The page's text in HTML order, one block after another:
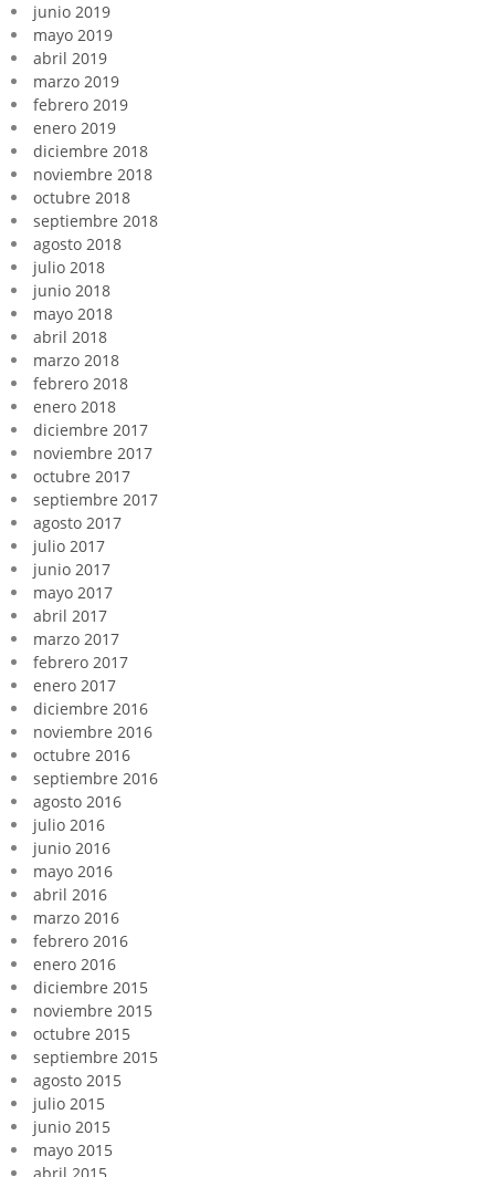
junio 2019
mayo 2019
abril 2019
marzo 2019
febrero 2019
enero 2019
diciembre 2018
noviembre 2018
octubre 2018
septiembre 2018
agosto 2018
julio 2018
junio 2018
mayo 2018
abril 2018
marzo 2018
febrero 2018
enero 2018
diciembre 2017
noviembre 2017
octubre 2017
septiembre 2017
agosto 2017
julio 2017
junio 2017
mayo 2017
abril 2017
marzo 2017
febrero 2017
enero 2017
diciembre 2016
noviembre 2016
octubre 2016
septiembre 2016
agosto 2016
julio 2016
junio 2016
mayo 2016
abril 2016
marzo 2016
febrero 2016
enero 2016
diciembre 2015
noviembre 2015
octubre 2015
septiembre 2015
agosto 2015
julio 2015
junio 2015
mayo 2015